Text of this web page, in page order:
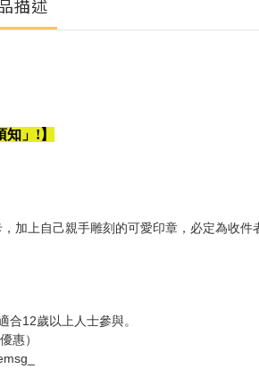
描述
」!】
加上自己親手雕刻的可愛印章，必定為收件
合12歲以上人士參與。
惠）